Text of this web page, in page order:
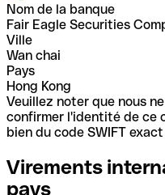
Nom de la banque
Fair Eagle Securities
Ville
Wan chai
Pays
Hong Kong
Veuillez noter que nous
confirmer l'identité de ce
bien du code SWIFT
Virements
pays